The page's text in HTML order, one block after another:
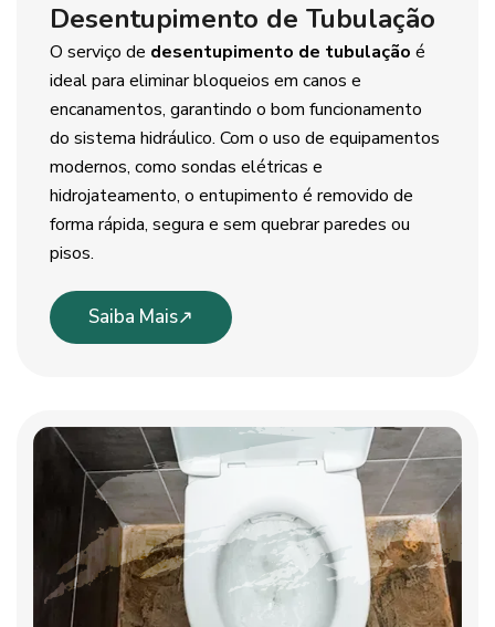
Desentupimento de Tubulação
O serviço de desentupimento de tubulação é
ideal para eliminar bloqueios em canos e
encanamentos, garantindo o bom funcionamento
do sistema hidráulico. Com o uso de equipamentos
modernos, como sondas elétricas e
hidrojateamento, o entupimento é removido de
forma rápida, segura e sem quebrar paredes ou
pisos.
Saiba Mais